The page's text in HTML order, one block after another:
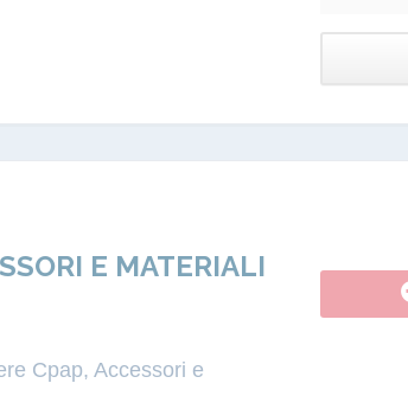
E MATERIALI
Cpap, Accessori e